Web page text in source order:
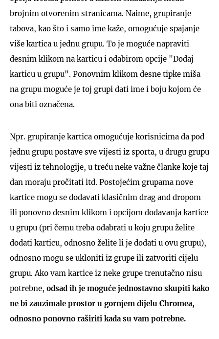
brojnim otvorenim stranicama. Naime, grupiranje
tabova, kao što i samo ime kaže, omogućuje spajanje
više kartica u jednu grupu. To je moguće napraviti
desnim klikom na karticu i odabirom opcije "Dodaj
karticu u grupu". Ponovnim klikom desne tipke miša
na grupu moguće je toj grupi dati ime i boju kojom će
ona biti označena.
Npr. grupiranje kartica omogućuje korisnicima da pod
jednu grupu postave sve vijesti iz sporta, u drugu grupu
vijesti iz tehnologije, u treću neke važne članke koje taj
dan moraju pročitati itd. Postojećim grupama nove
kartice mogu se dodavati klasičnim drag and dropom
ili ponovno desnim klikom i opcijom dodavanja kartice
u grupu (pri čemu treba odabrati u koju grupu želite
dodati karticu, odnosno želite li je dodati u ovu grupu),
odnosno mogu se ukloniti iz grupe ili zatvoriti cijelu
grupu. Ako vam kartice iz neke grupe trenutačno nisu
potrebne, odsad ih je moguće jednostavno skupiti kako
ne bi zauzimale prostor u gornjem dijelu Chromea,
odnosno ponovno raširiti kada su vam potrebne.